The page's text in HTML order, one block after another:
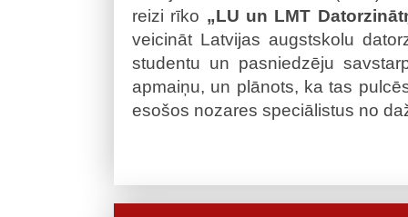
reizi rīko „LU un LMT
veicināt Latvijas augstskolu
studentu un pasniedzēju
apmaiņu, un plānots, ka tas
esošos nozares speciālistus no